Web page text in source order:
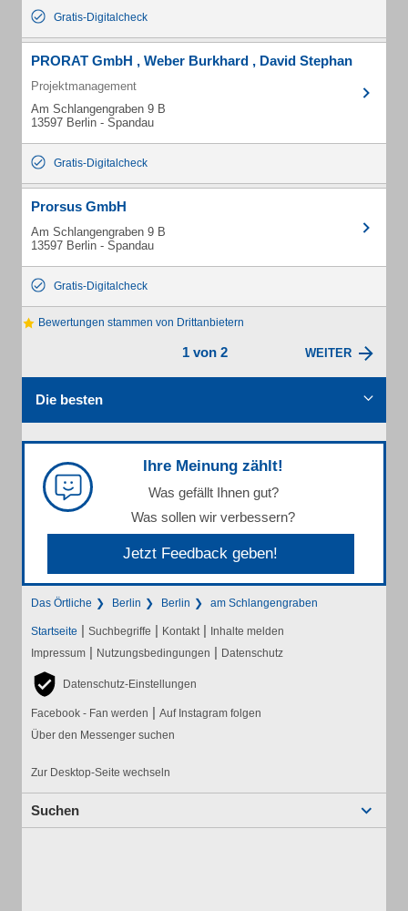
Gratis-Digitalcheck
PRORAT GmbH , Weber Burkhard , David Stephan
Projektmanagement
Am Schlangengraben 9 B
13597 Berlin - Spandau
Gratis-Digitalcheck
Prorsus GmbH
Am Schlangengraben 9 B
13597 Berlin - Spandau
Gratis-Digitalcheck
Bewertungen stammen von Drittanbietern
1 von 2 WEITER
Die besten
Ihre Meinung zählt!
Was gefällt Ihnen gut?
Was sollen wir verbessern?
Jetzt Feedback geben!
Das Örtliche Berlin Berlin am Schlangengraben
Startseite | Suchbegriffe | Kontakt | Inhalte melden
Impressum | Nutzungsbedingungen | Datenschutz
Datenschutz-Einstellungen
Facebook - Fan werden | Auf Instagram folgen
Über den Messenger suchen
Zur Desktop-Seite wechseln
Suchen